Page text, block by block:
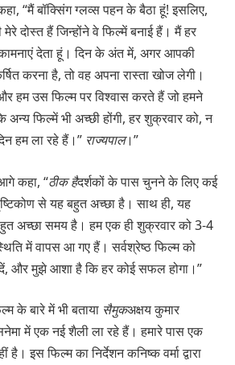
“मैं बॉक्सिंग ग्लव्स पहन के बैठा हूं! इसलिए,
दोस्त हैं जिन्होंने वे फिल्में बनाई हैं। मैं हर
देता हूं। दिन के अंत में, अगर आपकी
करना है, तो वह अपना रास्ता खोज लेगी।
हम उस फिल्म पर विश्वास करते हैं जो हमने
फिल्में भी अच्छी होंगी, हर शुक्रवार को, न
हम ला रहे हैं।” राज्यपाल।”
कहा, “ठीक हैदर्शकों के पास चुनने के लिए कई
से यह बहुत अच्छा है। साथ ही, यह
अच्छा समय है। हम एक ही शुक्रवार को 3-4
में वापस आ गए हैं। सर्वश्रेष्ठ फिल्म को
और मुझे आशा है कि हर कोई सफल होगा।”
के बारे में भी बताया सैमुकअक्षय कुमार
में एक नई शैली ला रहे हैं। हमारे पास एक
है। इस फिल्म का निर्देशन कनिष्क वर्मा द्वारा